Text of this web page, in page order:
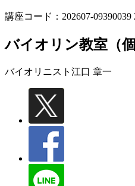
講座コード：202607-
バイオリン教室（個
バイオリニスト 江口 章一